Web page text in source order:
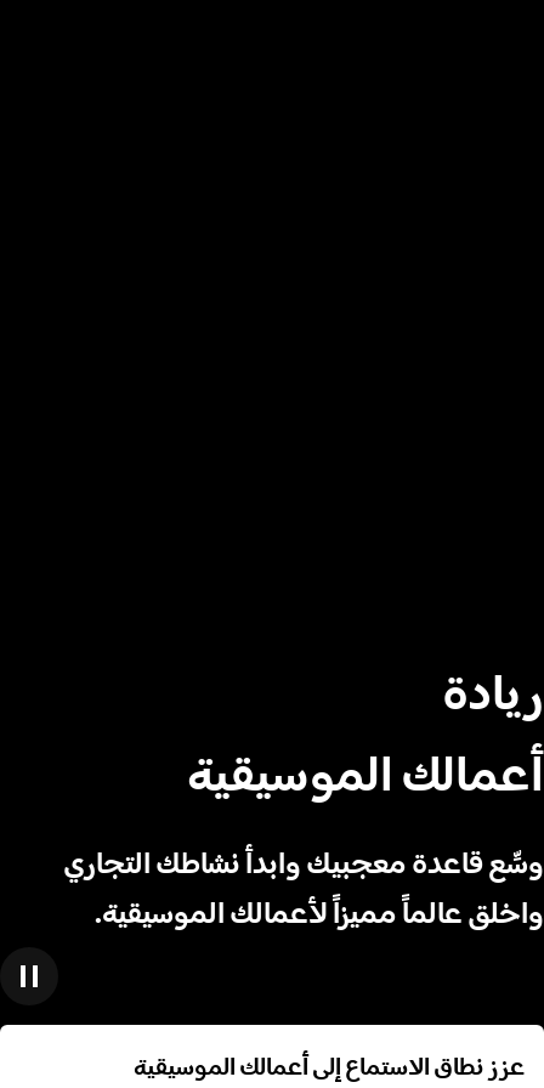
ريادة
أعمالك الموسيقية
وسِّع قاعدة معجبيك وابدأ نشاطك التجاري
واخلق عالماً مميزاً لأعمالك الموسيقية.
عزز نطاق الاستماع إلى أعمالك الموسيقية
عزز نطاق الاستماع إلى أعمالك الموسيقية